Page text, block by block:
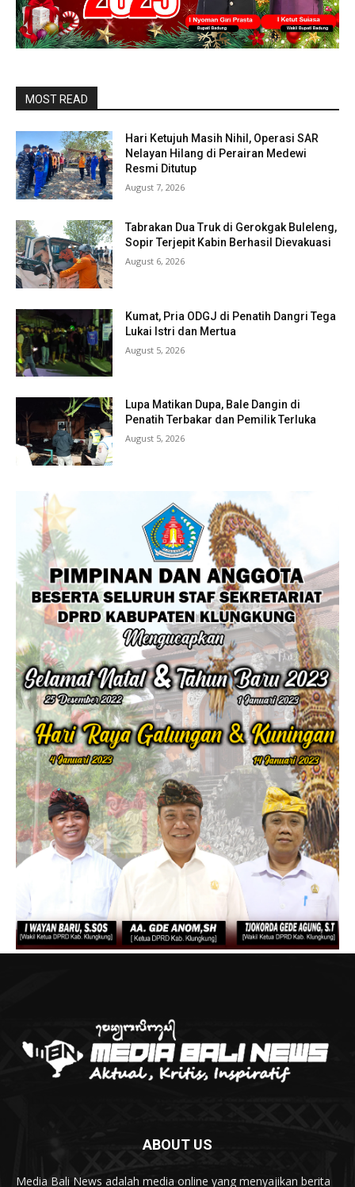
MOST READ
Hari Ketujuh Masih Nihil, Operasi SAR
Nelayan Hilang di Perairan Medewi
Resmi Ditutup
August 7, 2026
Tabrakan Dua Truk di Gerokgak Buleleng,
Sopir Terjepit Kabin Berhasil Dievakuasi
August 6, 2026
Kumat, Pria ODGJ di Penatih Dangri Tega
Lukai Istri dan Mertua
August 5, 2026
Lupa Matikan Dupa, Bale Dangin di
Penatih Terbakar dan Pemilik Terluka
August 5, 2026
ABOUT US
Media Bali News adalah media online yang menyajikan berita